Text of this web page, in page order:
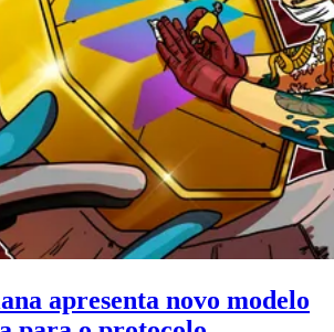
apresenta novo modelo